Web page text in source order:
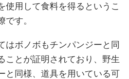
使用して食料を得るというこ
です。
はボノボもチンパンジーと同
ことが証明されており、野生
と同様、道具を用いている可